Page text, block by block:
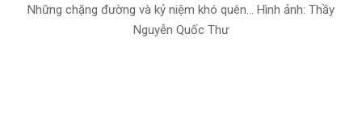
Những chặng đường và kỷ niệm khó quên... Hình ảnh: Thầy
Nguyễn Quốc Thư